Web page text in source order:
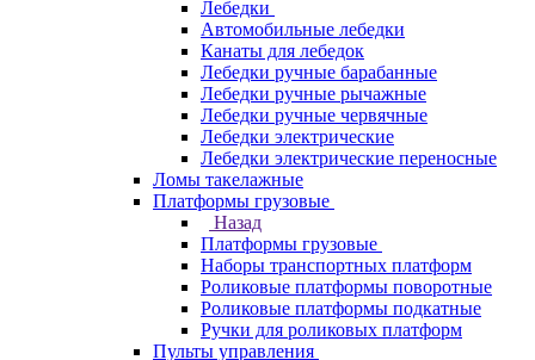
Лебедки
Автомобильные лебедки
Канаты для лебедок
Лебедки ручные барабанные
Лебедки ручные рычажные
Лебедки ручные червячные
Лебедки электрические
Лебедки электрические переносные
Ломы такелажные
Платформы грузовые
Назад
Платформы грузовые
Наборы транспортных платформ
Роликовые платформы поворотные
Роликовые платформы подкатные
Ручки для роликовых платформ
Пульты управления